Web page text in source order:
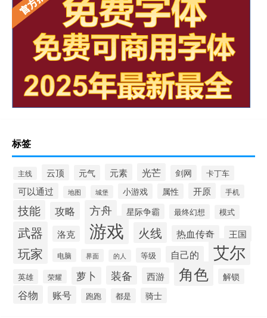
标签
主线 云顶 元气 元素 光芒 剑网 卡丁车
可以通过 地图 城堡 小游戏 属性 开原 手机
技能 攻略 方舟 星际争霸 最终幻想 模式
武器 洛克 游戏 火线 热血传奇 王国
玩家 电脑 界面 的人 等级 自己的 艾尔
英雄 荣耀 萝卜 装备 西游 角色 解锁
谷物 账号 跑跑 都是 骑士